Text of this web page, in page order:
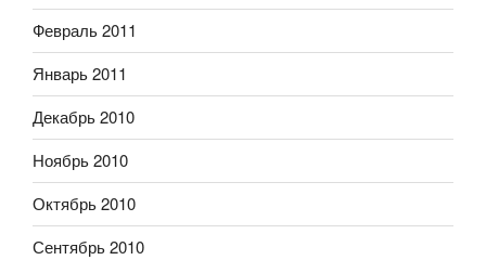
Февраль 2011
Январь 2011
Декабрь 2010
Ноябрь 2010
Октябрь 2010
Сентябрь 2010